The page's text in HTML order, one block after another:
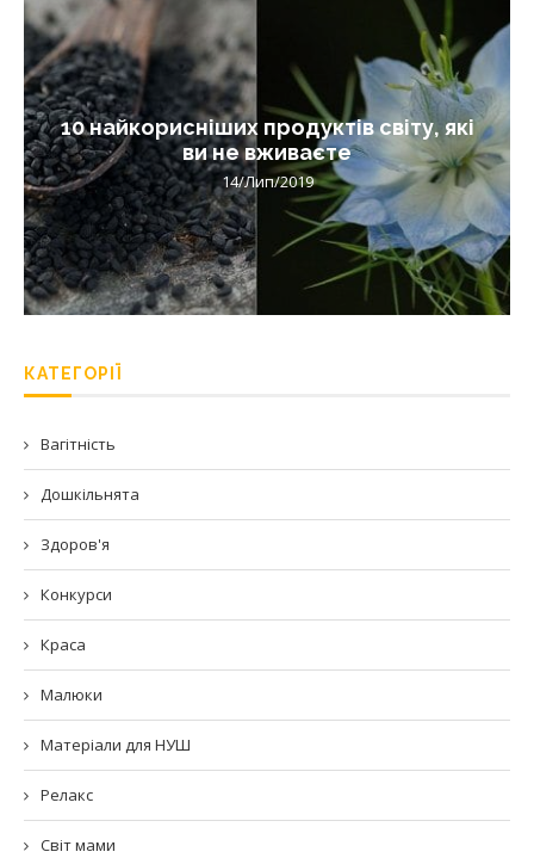
10 найкорисніших продуктів світу, які
ви не вживаєте
14/Лип/2019
КАТЕГОРІЇ
Вагітність
Дошкільнята
Здоров'я
Конкурси
Краса
Малюки
Матеріали для НУШ
Релакс
Світ мами